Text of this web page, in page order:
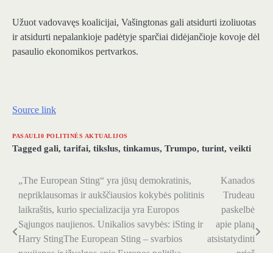
Užuot vadovavęs koalicijai, Vašingtonas gali atsidurti izoliuotas
ir atsidurti nepalankioje padėtyje sparčiai didėjančioje kovoje dėl
pasaulio ekonomikos pertvarkos.
Source link
PASAULI0 POLITINĖS AKTUALIJOS
Tagged gali, tarifai, tikslus, tinkamus, Trumpo, turint, veikti
Navigacija
tarp
įrašų
„The European Sting“ yra jūsų demokratinis,
nepriklausomas ir aukščiausios kokybės politinis
laikraštis, kurio specializacija yra Europos
Sąjungos naujienos. Unikalios savybės: iSting ir
Harry StingThe European Sting – svarbios
Kanados
Trudeau
paskelbė
apie planą
atsistatydinti